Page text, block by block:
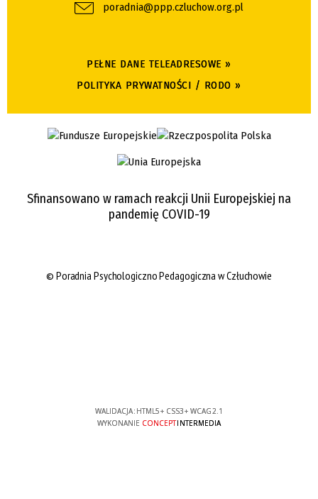
poradnia@ppp.czluchow.org.pl
PEŁNE DANE TELEADRESOWE »
POLITYKA PRYWATNOŚCI / RODO »
Sfinansowano w ramach reakcji Unii Europejskiej na
pandemię COVID-19
© Poradnia Psychologiczno Pedagogiczna w Człuchowie
WALIDACJA: HTML5+ CSS3+ WCAG 2.1
WYKONANIE CONCEPTINTERMEDIA